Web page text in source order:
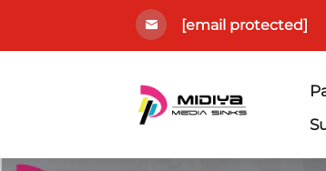
[email protected]